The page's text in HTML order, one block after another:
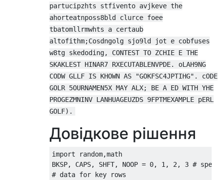
partucipzhts stfivento avjkeve the
ahorteatnposs8bld clurce foee
tbatomllrmwhts a certaub
altofithm;Cosdngolg sjo9ld jot e cobfuses
w8tg skedoding, CONTEST TO ZCHIE E THE
SKAKLEST HINAR7 RXECUTABLENVPDE. oLAH9NG
CODW GLLF IS KHOWN AS "GOKFSC4JPTIHG". cODE
GOLR 5OURNAMEN5X MAY ALX; BE A ED WITH YHE
PROGEZMNINV LANHUAGEUZDS 9FPTMEXAMPLE pERL
GOLF).
Довідкове рішення
import random,math
BKSP, CAPS, SHFT, NOOP = 0, 1 , 2 , 3 #
# data for key rows